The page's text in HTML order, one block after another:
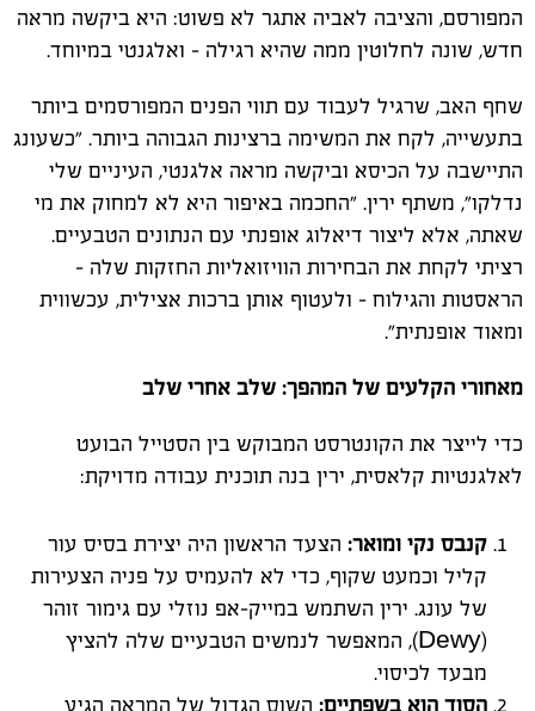
המפורסם, והציבה לאביה אתגר לא פשוט: היא ביקשה מראה
חדש, שונה לחלוטין ממה שהיא רגילה – ואלגנטי במיוחד.
שחף האב, שרגיל לעבוד עם תווי הפנים המפורסמים ביותר
בתעשייה, לקח את המשימה ברצינות הגבוהה ביותר. "כשעונג
התיישבה על הכיסא וביקשה מראה אלגנטי, העיניים שלי
נדלקו", משתף ירין. "החכמה באיפור היא לא למחוק את מי
שאתה, אלא ליצור דיאלוג אופנתי עם הנתונים הטבעיים.
רציתי לקחת את הבחירות הוויזואליות החזקות שלה –
הראסטות והגילוח – ולעטוף אותן ברכות אצילית, עכשווית
ומאוד אופנתית".
מאחורי הקלעים של המהפך: שלב אחרי שלב
כדי לייצר את הקונטרסט המבוקש בין הסטייל הבועט
לאלגנטיות קלאסית, ירין בנה תוכנית עבודה מדויקת:
קנבס נקי ומואר: הצעד הראשון היה יצירת בסיס עור
קליל וכמעט שקוף, כדי לא להעמיס על פניה הצעירות
של עונג. ירין השתמש במייק-אפ נוזלי עם גימור זוהר
(Dewy),
המאפשר לנמשים הטבעיים שלה להציץ
מבעד לכיסוי.
הסוד הוא בשפתיים: השוס הגדול של המראה הגיע